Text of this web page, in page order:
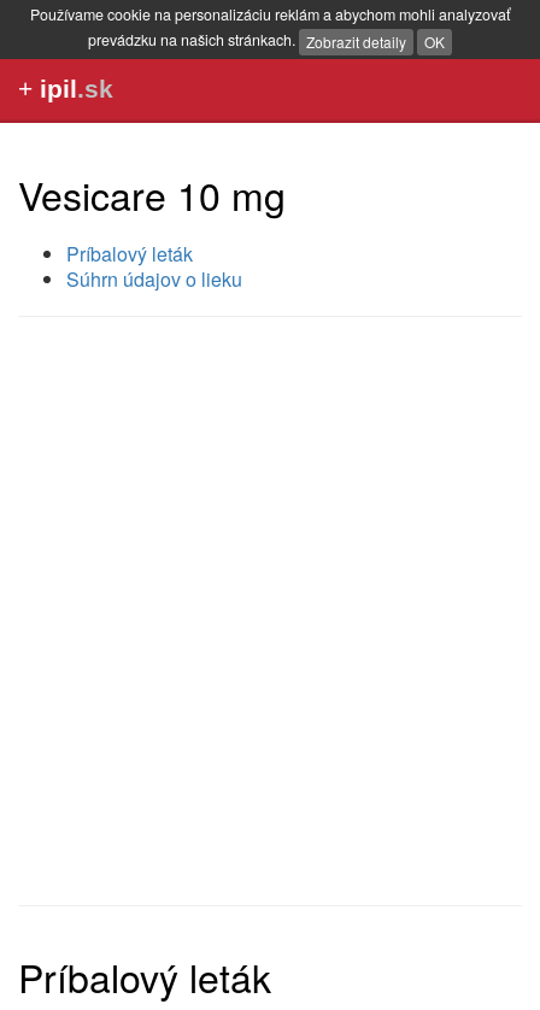
Používame cookie na personalizáciu reklám a abychom mohli analyzovať
prevádzku na našich stránkach. Zobrazit detaily OK
+ ipil.sk
Vesicare 10 mg
Príbalový leták
Súhrn údajov o lieku
Príbalový leták